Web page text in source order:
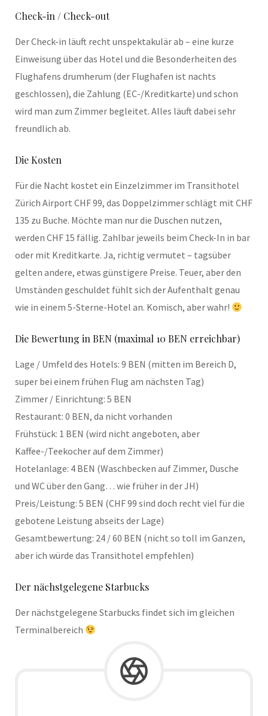
Check-in / Check-out
Der Check-in läuft recht unspektakulär ab – eine kurze
Einweisung über das Hotel und die Besonderheiten des
Flughafens drumherum (der Flughafen ist nachts
geschlossen), die Zahlung (EC-/Kreditkarte) und schon
wird man zum Zimmer begleitet. Alles läuft dabei sehr
freundlich ab.
Die Kosten
Für die Nacht kostet ein Einzelzimmer im Transithotel
Zürich Airport CHF 99, das Doppelzimmer schlägt mit CHF
135 zu Buche. Möchte man nur die Duschen nutzen,
werden CHF 15 fällig. Zahlbar jeweils beim Check-In in bar
oder mit Kreditkarte. Ja, richtig vermutet – tagsüber
gelten andere, etwas günstigere Preise. Teuer, aber den
Umständen geschuldet fühlt sich der Aufenthalt genau
wie in einem 5-Sterne-Hotel an. Komisch, aber wahr!
Die Bewertung in BEN (maximal 10 BEN erreichbar)
Lage / Umfeld des Hotels: 9 BEN (mitten im Bereich D,
super bei einem frühen Flug am nächsten Tag)
Zimmer / Einrichtung: 5 BEN
Restaurant: 0 BEN, da nicht vorhanden
Frühstück: 1 BEN (wird nicht angeboten, aber
Kaffee-/Teekocher auf dem Zimmer)
Hotelanlage: 4 BEN (Waschbecken auf Zimmer, Dusche
und WC über den Gang… wie früher in der JH)
Preis/Leistung: 5 BEN (CHF 99 sind doch recht viel für die
gebotene Leistung abseits der Lage)
Gesamtbewertung: 24 / 60 BEN (nicht so toll im Ganzen,
aber ich würde das Transithotel empfehlen)
Der nächstgelegene Starbucks
Der nächstgelegene Starbucks findet sich im gleichen
Terminalbereich